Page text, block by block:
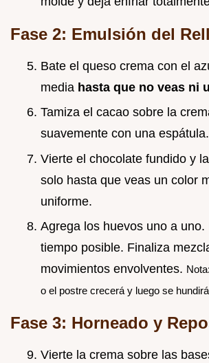
Fase 2: Emulsión del
Bate el queso crema con el
media hasta que no veas ni
Tamiza el cacao sobre la
suavemente con una espátula.
Vierte el chocolate fundido y
solo hasta que veas un color
uniforme.
Agrega los huevos uno a
tiempo posible. Finaliza
movimientos envolventes.
o el postre crecerá y luego se
Fase 3: Horneado y
Vierte la crema sobre las